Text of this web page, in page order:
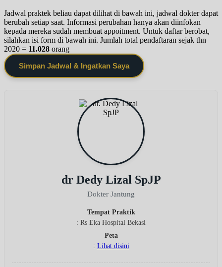
Jadwal praktek beliau dapat dilihat di bawah ini, jadwal dokter dapat
berubah setiap saat. Informasi perubahan hanya akan diinfokan
kepada mereka sudah membuat appoitment. Untuk daftar berobat,
silahkan isi form di bawah ini. Jumlah total pendaftaran sejak thn
2020 = 11.028 orang
Simpan Jadwal & Ingatkan Saya
dr Dedy Lizal SpJP
Dokter Jantung
Tempat Praktik
: Rs Eka Hospital Bekasi
Peta
: Lihat disini